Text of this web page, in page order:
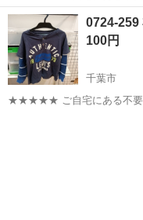
みしませんか？ 家電、趣味
衣料服飾品、生活雑貨、家
ち込めます！ ※詳細はこ...
千葉 千葉市 ジーン
0724-259
100円
千葉市
★★★★★ ご自宅にある不要品